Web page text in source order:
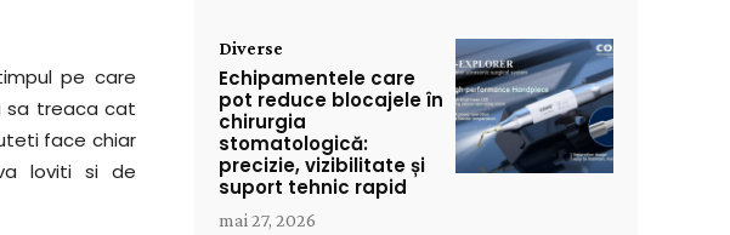
pe care
sa treaca cat
face chiar
loviti si de
Diverse
Echipamentele care
pot reduce blocajele în
chirurgia
stomatologică:
precizie, vizibilitate și
suport tehnic rapid
mai 27, 2026